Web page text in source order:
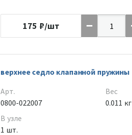
175 ₽/шт
верхнее седло клапанной пружины
Арт.
0800-022007
В узле
1 шт.
Вес
0.011 кг